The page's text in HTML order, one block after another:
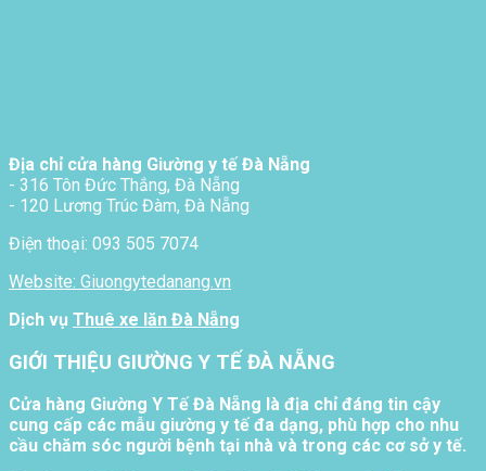
Địa chỉ cửa hàng Giường y tế Đà Nẵng
- 316 Tôn Đức Thắng, Đà Nẵng
- 120 Lương Trúc Đàm, Đà Nẵng
Điện thoại: 093 505 7074
Website: Giuongytedanang.vn
Dịch vụ Thuê xe lăn Đà Nẵng
GIỚI THIỆU GIƯỜNG Y TẾ ĐÀ NẴNG
Cửa hàng Giường Y Tế Đà Nẵng là địa chỉ đáng tin cậy
cung cấp các mẫu giường y tế đa dạng, phù hợp cho nhu
cầu chăm sóc người bệnh tại nhà và trong các cơ sở y tế.